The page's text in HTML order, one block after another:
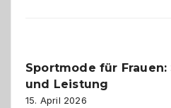
gegen
Sportmode für
und Leistung
15. April 2026